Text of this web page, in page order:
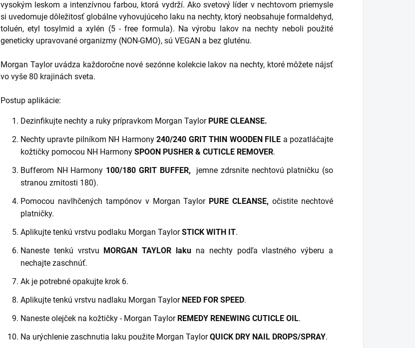
vysokým leskom a intenzívnou farbou, ktorá vydrží. Ako svetový líder v nechtovom priemysle
si uvedomuje dôležitosť globálne vyhovujúceho laku na nechty, ktorý neobsahuje formaldehyd,
toluén, etyl tosylmid a xylén (5 - free formula). Na výrobu lakov na nechty neboli použité
geneticky upravované organizmy (NON-GMO), sú VEGAN a bez gluténu.
Morgan Taylor uvádza každoročne nové sezónne kolekcie lakov na nechty, ktoré môžete nájsť
vo vyše 80 krajinách sveta.
Postup aplikácie:
Dezinfikujte nechty a ruky prípravkom Morgan Taylor PURE CLEANSE.
Nechty upravte pilníkom NH Harmony240/240 GRIT THIN WOODEN FILE a pozatláčajte
kožtičky pomocou NH Harmony SPOON PUSHER & CUTICLE REMOVER.
Bufferom NH Harmony 100/180 GRIT BUFFER, jemne zdrsnite nechtovú platničku (so
stranou zrnitosti 180).
Pomocou navlhčených tampónov v Morgan TaylorPURE CLEANSE, očistite nechtové
platničky.
Aplikujte tenkú vrstvu podlaku Morgan TaylorSTICK WITH IT.
Naneste tenkú vrstvu MORGAN TAYLOR laku na nechty podľa vlastného výberu a
nechajte zaschnúť.
Ak je potrebné opakujte krok 6.
Aplikujte tenkú vrstvu nadlaku Morgan Taylor NEED FOR SPEED.
Naneste olejček na kožtičky - Morgan Taylor REMEDY RENEWING CUTICLE OIL.
Na urýchlenie zaschnutia laku použite Morgan TaylorQUICK DRY NAIL DROPS/SPRAY.